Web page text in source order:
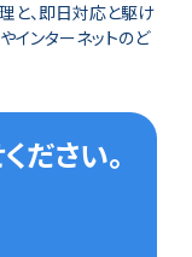
と、即日対応と駆け
インターネットのど
ださい。